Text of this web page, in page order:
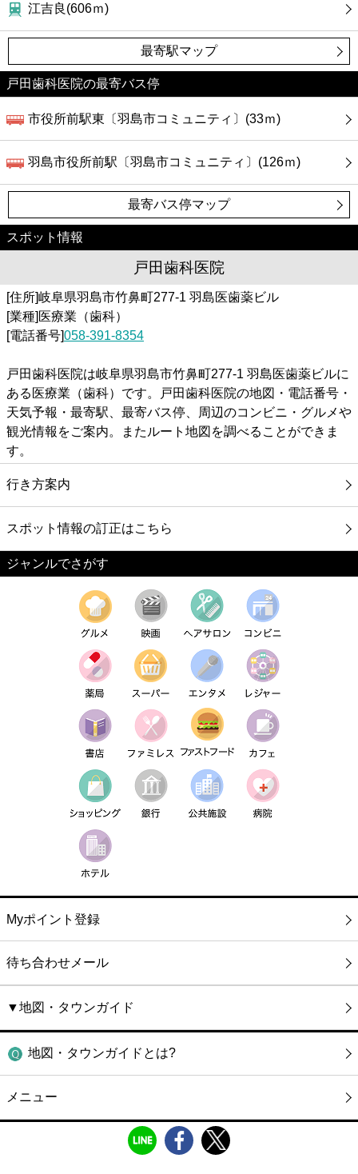
江吉良(606ｍ)
最寄駅マップ
戸田歯科医院の最寄バス停
市役所前駅東〔羽島市コミュニティ〕(33ｍ)
羽島市役所前駅〔羽島市コミュニティ〕(126ｍ)
最寄バス停マップ
スポット情報
戸田歯科医院
[住所]岐阜県羽島市竹鼻町277-1 羽島医歯薬ビル
[業種]医療業（歯科）
[電話番号]058-391-8354
戸田歯科医院は岐阜県羽島市竹鼻町277-1 羽島医歯薬ビルに
ある医療業（歯科）です。戸田歯科医院の地図・電話番号・
天気予報・最寄駅、最寄バス停、周辺のコンビニ・グルメや
観光情報をご案内。またルート地図を調べることができま
す。
行き方案内
スポット情報の訂正はこちら
ジャンルでさがす
Myポイント登録
待ち合わせメール
▼地図・タウンガイド
地図・タウンガイドとは?
メニュー